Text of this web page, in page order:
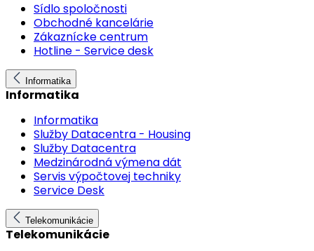
Sídlo spoločnosti
Obchodné kancelárie
Zákaznícke centrum
Hotline - Service desk
Informatika
Informatika
Informatika
Služby Datacentra - Housing
Služby Datacentra
Medzinárodná výmena dát
Servis výpočtovej techniky
Service Desk
Telekomunikácie
Telekomunikácie